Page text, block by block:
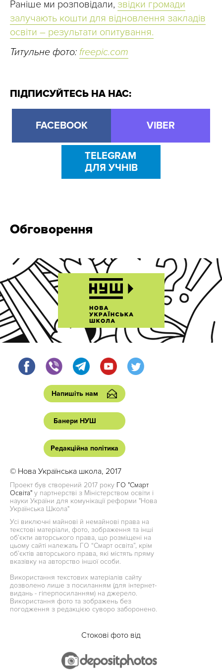
Раніше ми розповідали, звідки громади
залучають кошти для відновлення закладів
освіти – результати опитування.
Титульне фото: freepic.com
ПІДПИСУЙТЕСЬ НА НАС:
FACEBOOK VIBER
TELEGRAM
ДЛЯ УЧНІВ
Обговорення
Напишіть нам
Банери НУШ
Редакційна політика
© Нова Українська школа, 2017
Проект був створений 2017 року ГО "Смарт
Освіта" у партнерстві з Міністерством освіти і
науки України для комунікації реформи "Нова
Українська Школа"
Усі виключні майнові й немайнові права на
текстові матеріали, фото, зображення та інші
об’єкти авторського права, що розміщені на
цьому сайті належать ГО “Смарт освіта”, крім
об’єктів авторського права, які містять пряму
вказівку на авторство іншої особи.
Використання текстових матеріалів сайту
дозволено лише з посиланням (для інтернет-
видань - гіперпосиланням) на джерело.
Використання фото та зображень без
погодження з редакцією суворо заборонено.
Стокові фото від